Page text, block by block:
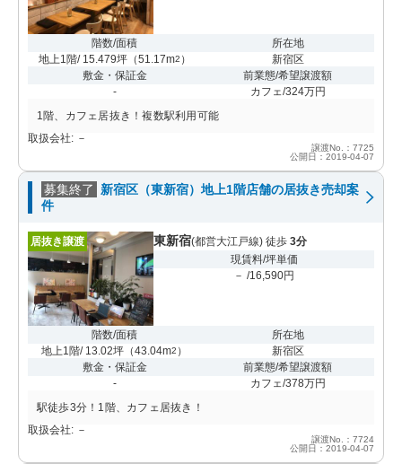
階数/面積
地上1階/ 15.479坪（51.17m2 ）
所在地
新宿区
敷金・保証金
-
前業態/希望譲渡額
カフェ/324万円
1階、カフェ居抜き！複数駅利用可能
取扱会社: －
譲渡No.：7725
公開日：2019-04-07
募集終了
新宿区（東新宿）地上1階店舗の居抜き売却案
件
居抜き譲渡 東新宿(都営大江戸線) 徒歩 3分
現賃料/坪単価
－ /16,590円
階数/面積
地上1階/ 13.02坪 （43.04m2 ）
所在地
新宿区
敷金・保証金
-
前業態/希望譲渡額
カフェ/378万円
駅徒歩3分！1階、カフェ居抜き！
取扱会社: －
譲渡No.：7724
公開日：2019-04-07